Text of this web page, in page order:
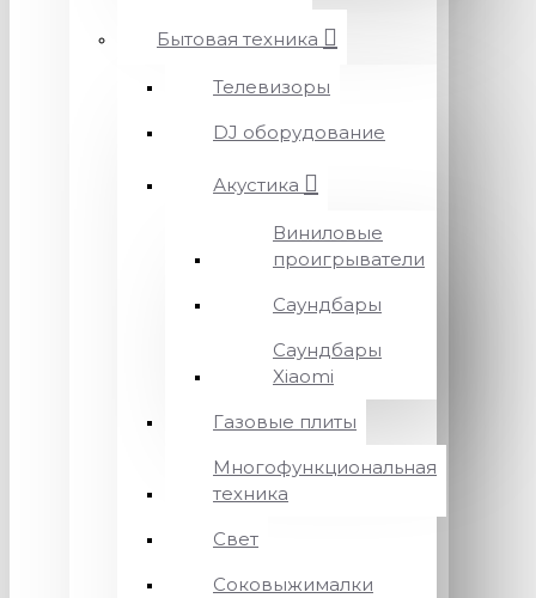
Бытовая техника
Телевизоры
DJ оборудование
Акустика
Виниловые
проигрыватели
Саундбары
Саундбары
Xiaomi
Газовые плиты
Многофункциональная
техника
Свет
Соковыжималки